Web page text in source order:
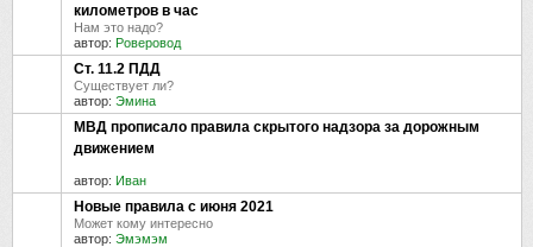
километров в час
Нам это надо?
автор: Роверовод
Ст. 11.2 ПДД
Существует ли?
автор: Эмина
МВД прописало правила скрытого надзора за дорожным
движением
автор: Иван
Новые правила с июня 2021
Может кому интересно
автор: Эмэмэм